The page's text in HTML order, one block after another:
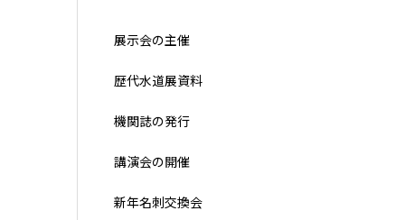
展示会の主催
歴代水道展資料
機関誌の発行
講演会の開催
新年名刺交換会